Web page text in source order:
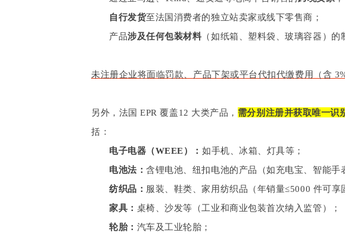
自行发货至法国消费者的独立站卖家或线下零售商；
产品涉及任何包装材料 （如纸箱、塑料袋、玻璃容器）的
未注册企业将面临罚款、产品下架或平台代扣代缴费用（含
另外，法国 EPR 覆盖12 大类产品， 需分别注册并获取唯一识
括：
电子电器（WEEE）： 如手机、冰箱、灯具等；
电池法：含锂电池、纽扣电池的产品（如充电宝、智能手
纺织品： 服装、鞋类、家用纺织品（年销量≤5000 件可享
家具： 桌椅、沙发等（工业和商业包装首次纳入监管）；
轮胎： 汽车及工业轮胎；